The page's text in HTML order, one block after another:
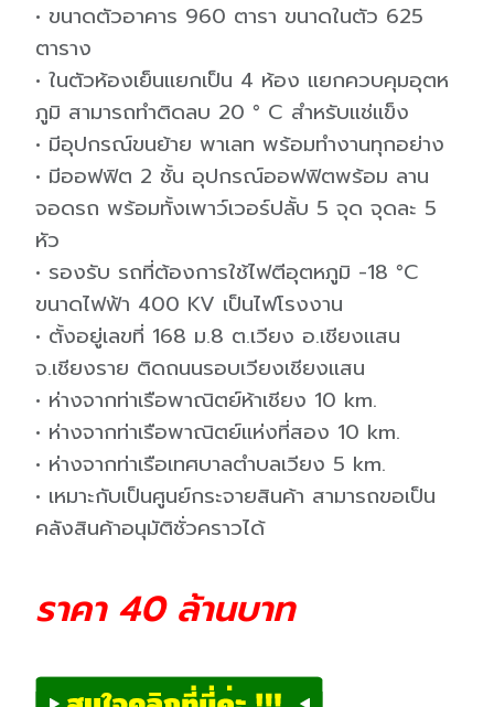
• ขนาดตัวอาคาร 960 ตารา ขนาดในตัว 625
ตาราง
• ในตัวห้องเย็นแยกเป็น 4 ห้อง แยกควบคุมอุตห
ภูมิ สามารถทำติดลบ 20 ° C สำหรับแช่แข็ง
• มีอุปกรณ์ขนย้าย พาเลท พร้อมทำงานทุกอย่าง
• มีออฟฟิต 2 ชั้น อุปกรณ์ออฟฟิตพร้อม ลาน
จอดรถ พร้อมทั้งเพาว์เวอร์ปลั้บ 5 จุด จุดละ 5
หัว
• รองรับ รถที่ต้องการใช้ไฟตีอุตหภูมิ -18 °C
ขนาดไฟฟ้า 400 KV เป็นไฟโรงงาน
• ตั้งอยู่เลขที่ 168 ม.8 ต.เวียง อ.เชียงแสน
จ.เชียงราย ติดถนนรอบเวียงเชียงแสน
• ห่างจากท่าเรือพาณิตย์ห้าเชียง 10 km.
• ห่างจากท่าเรือพาณิตย์แห่งที่สอง 10 km.
• ห่างจากท่าเรือเทศบาลตำบลเวียง 5 km.
• เหมาะกับเป็นศูนย์กระจายสินค้า สามารถขอเป็น
คลังสินค้าอนุมัติชั่วคราวได้
ราคา 40 ล้านบาท